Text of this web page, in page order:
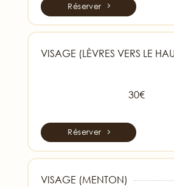
Réserver
VISAGE (LÈVRES VERS LE
30€
Réserver
VISAGE (MENTON)